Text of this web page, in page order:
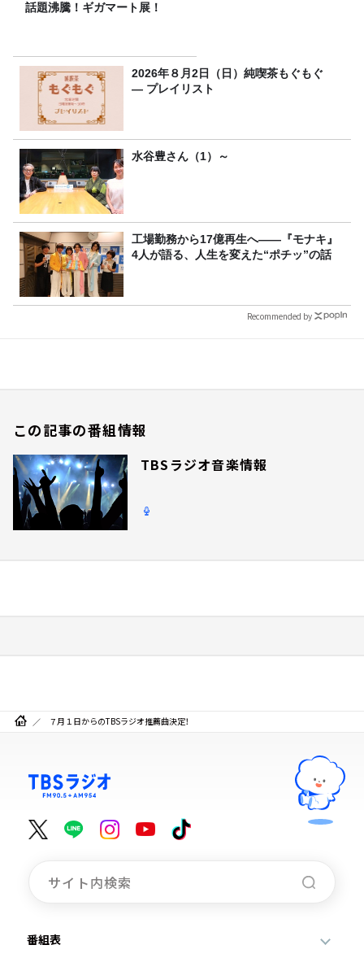
話題沸騰！ギガマート展！
2026年８月2日（日）純喫茶もぐもぐ
― プレイリスト
水谷豊さん（1）～
工場勤務から17億再生へ——『モナキ』
4人が語る、人生を変えた“ポチッ”の話
Recommended by
この記事の番組情報
TBSラジオ音楽情報
７月１日からのTBSラジオ推薦曲決定！
番組表